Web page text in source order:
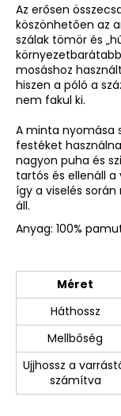
Az erősen
köszönhetően az
szálak tömör és
mosáshoz
hiszen a póló a
nem fakul ki.
A minta nyomása
festéket
nagyon puha és
tartós és ellenáll
így a viselés
áll.
Anyag: 100%
Méret
Háthossz
Mellbőség
Ujjhossz a
számítva